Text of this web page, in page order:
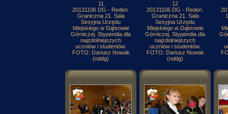
11
20131106 DG - Reden.
Graniczna 21. Sala
Sesyjna Urzędu
Miejskiego w Dąbrowie
Górniczej. Stypendia dla
najzdolniejszych
uczniów i studentów.
FOTO: Dariusz Nowak
(nddg)
12
20131106 DG - Reden.
Graniczna 21. Sala
Sesyjna Urzędu
Miejskiego w Dąbrowie
Górniczej. Stypendia dla
najzdolniejszych
uczniów i studentów.
FOTO: Dariusz Nowak
(nddg)